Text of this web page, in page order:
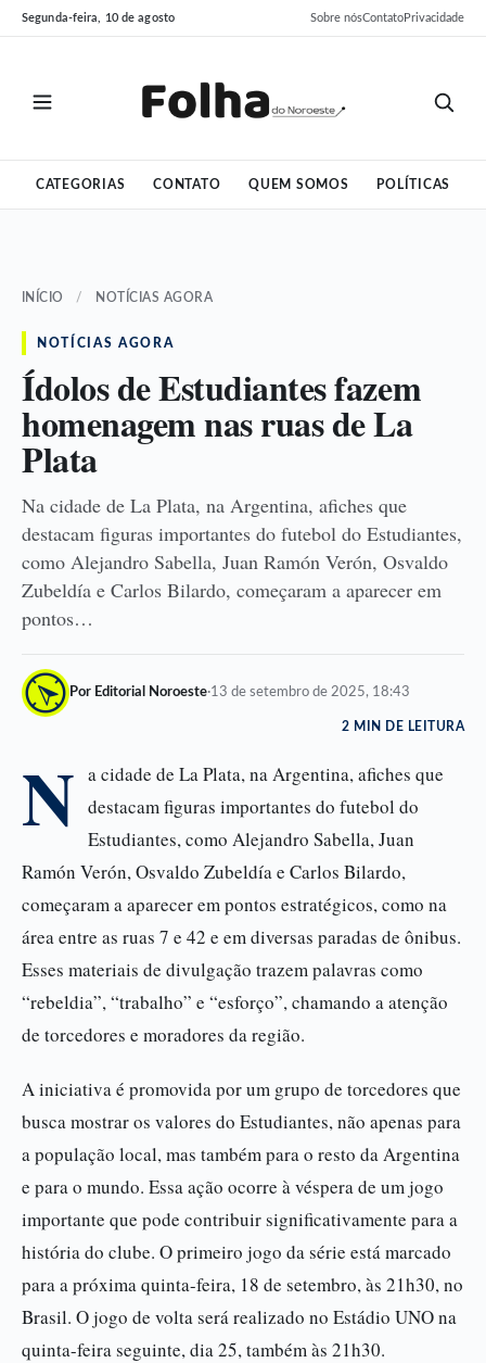
Pular
para
Pular
para
Segunda-feira, 10 de agosto Sobre nósContatoPrivacidade
CATEGORIAS CONTATO QUEM SOMOS POLÍTICAS
INÍCIO / NOTÍCIAS AGORA
NOTÍCIAS AGORA
Ídolos de Estudiantes fazem
homenagem nas ruas de La
Plata
Na cidade de La Plata, na Argentina, afiches que
destacam figuras importantes do futebol do Estudiantes,
como Alejandro Sabella, Juan Ramón Verón, Osvaldo
Zubeldía e Carlos Bilardo, começaram a aparecer em
pontos…
Por Editorial Noroeste·13 de setembro de 2025, 18:43
2 MIN DE LEITURA
N a cidade de La Plata, na Argentina, afiches que
destacam figuras importantes do futebol do
Estudiantes, como Alejandro Sabella, Juan
Ramón Verón, Osvaldo Zubeldía e Carlos Bilardo,
começaram a aparecer em pontos estratégicos, como na
área entre as ruas 7 e 42 e em diversas paradas de ônibus.
Esses materiais de divulgação trazem palavras como
“rebeldia”, “trabalho” e “esforço”, chamando a atenção
de torcedores e moradores da região.
A iniciativa é promovida por um grupo de torcedores que
busca mostrar os valores do Estudiantes, não apenas para
a população local, mas também para o resto da Argentina
e para o mundo. Essa ação ocorre à véspera de um jogo
importante que pode contribuir significativamente para a
história do clube. O primeiro jogo da série está marcado
para a próxima quinta-feira, 18 de setembro, às 21h30, no
Brasil. O jogo de volta será realizado no Estádio UNO na
quinta-feira seguinte, dia 25, também às 21h30.